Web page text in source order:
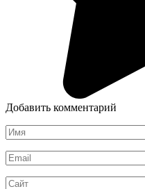
Добавить комментарий
Имя
*
Email
*
Сайт